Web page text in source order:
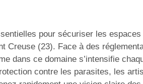
pour sécuriser les
Creuse (23). Face à des
dans ce domaine s’intensifie
contre les parasites, les